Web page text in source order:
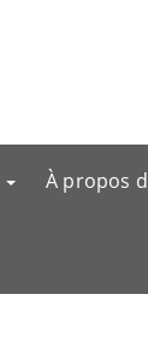
À propos